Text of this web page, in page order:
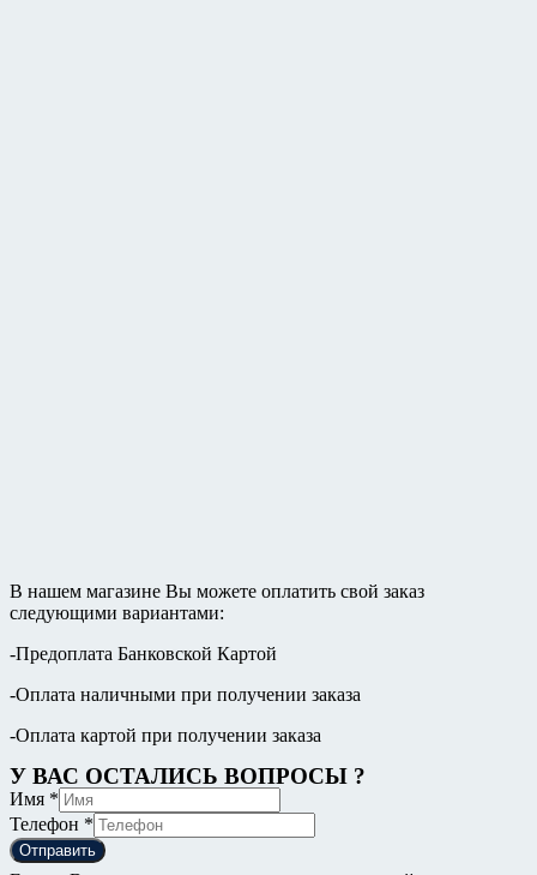
В нашем магазине Вы можете оплатить свой заказ
следующими вариантами:
-Предоплата Банковской Картой
-Оплата наличными при получении заказа
-Оплата картой при получении заказа
У ВАС ОСТАЛИСЬ ВОПРОСЫ ?
Имя *
Телефон *
Отправить